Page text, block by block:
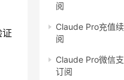
阅
Claude Pro充值
阅
Claude Pro微信
订阅